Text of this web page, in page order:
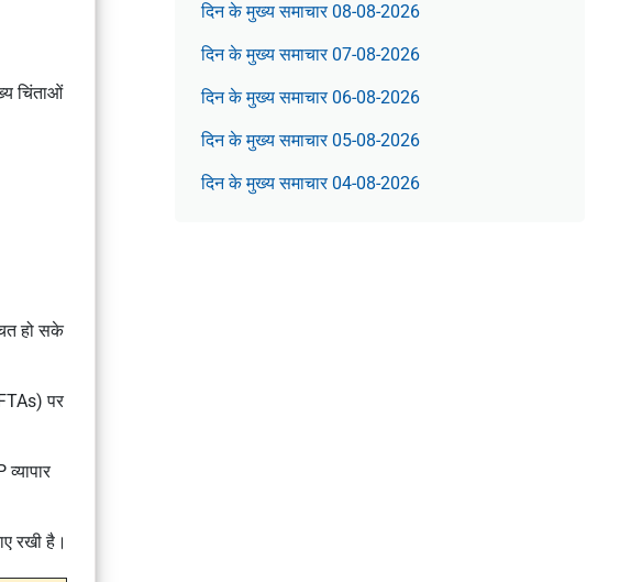
चिंताओं
हो सके
पर
रखी है।
दिन के मुख्य समाचार 08-08-2026
दिन के मुख्य समाचार 07-08-2026
दिन के मुख्य समाचार 06-08-2026
दिन के मुख्य समाचार 05-08-2026
दिन के मुख्य समाचार 04-08-2026